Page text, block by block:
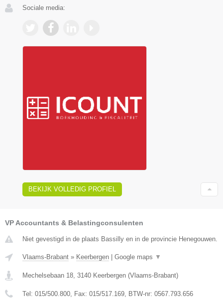
Sociale media:
BEKIJK VOLLEDIG PROFIEL
VP Accountants & Belastingconsulenten
Niet gevestigd in de plaats Bassilly en in de provincie Henegouwen.
Vlaams-Brabant » Keerbergen Google maps ▼
Mechelsebaan 18, 3140 Keerbergen (Vlaams-Brabant)
Tel: 015/500.800, Fax: 015/517.169, BTW-nr: 0567.793.656